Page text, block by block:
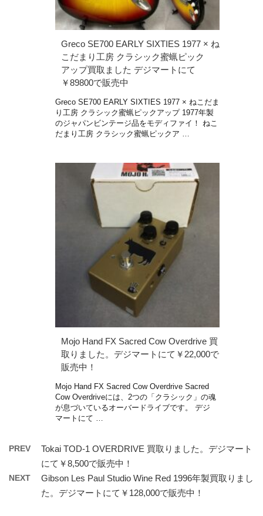
Greco SE700 EARLY SIXTIES 1977 × ね
こだまり工房 クラシック蜜蝋ピック
アップ買取ました デジマートにて
￥89800で販売中
Greco SE700 EARLY SIXTIES 1977 × ねこだま
り工房 クラシック蜜蝋ピックアップ 1977年製
のジャパンビンテージ品をモディファイ！ ねこ
だまり工房 クラシック蜜蝋ピックア …
Mojo Hand FX Sacred Cow Overdrive 買
取りました。デジマートにて￥22,000で
販売中！
Mojo Hand FX Sacred Cow Overdrive Sacred
Cow Overdriveには、2つの「クラシック」の魂
が息づいているオーバードライブです。 デジ
マートにて …
PREV
Tokai TOD-1 OVERDRIVE 買取りました。デジマート
にて￥8,500で販売中！
NEXT
Gibson Les Paul Studio Wine Red 1996年製買取りまし
た。デジマートにて￥128,000で販売中！